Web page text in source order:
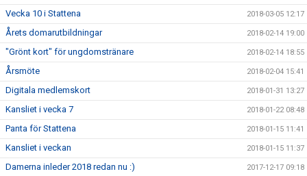
Vecka 10 i Stattena 2018-03-05 12:17
Årets domarutbildningar 2018-02-14 19:00
"Grönt kort" för ungdomstränare 2018-02-14 18:55
Årsmöte 2018-02-04 15:41
Digitala medlemskort 2018-01-31 13:27
Kansliet i vecka 7 2018-01-22 08:48
Panta för Stattena 2018-01-15 11:41
Kansliet i veckan 2018-01-15 11:37
Damerna inleder 2018 redan nu :) 2017-12-17 09:18